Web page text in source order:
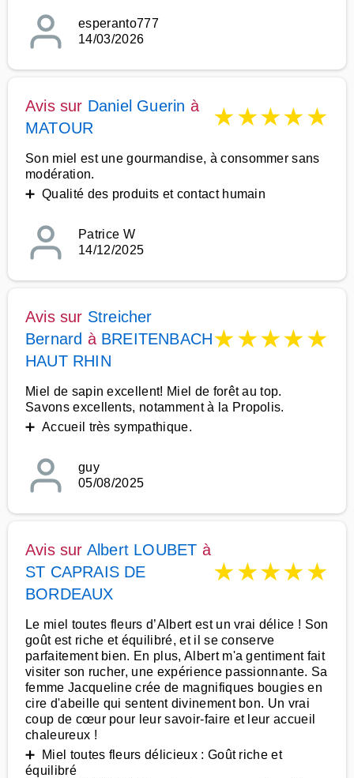
esperanto777
14/03/2026
Avis sur Daniel Guerin à
MATOUR
★★★★★
Son miel est une gourmandise, à consommer sans
modération.
➕ Qualité des produits et contact humain
Patrice W
14/12/2025
Avis sur Streicher
Bernard à BREITENBACH
HAUT RHIN
★★★★★
Miel de sapin excellent! Miel de forêt au top.
Savons excellents, notamment à la Propolis.
➕ Accueil très sympathique.
guy
05/08/2025
Avis sur Albert LOUBET à
ST CAPRAIS DE
BORDEAUX
★★★★★
Le miel toutes fleurs d’Albert est un vrai délice ! Son
goût est riche et équilibré, et il se conserve
parfaitement bien. En plus, Albert m'a gentiment fait
visiter son rucher, une expérience passionnante. Sa
femme Jacqueline crée de magnifiques bougies en
cire d'abeille qui sentent divinement bon. Un vrai
coup de cœur pour leur savoir-faire et leur accueil
chaleureux !
➕ Miel toutes fleurs délicieux : Goût riche et
équilibré